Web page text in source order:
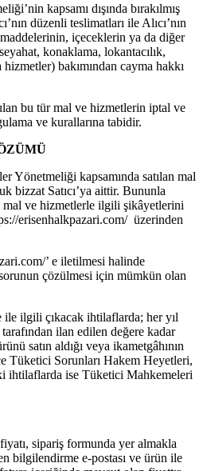
kapsamı dışında bırakılmış
düzenli teslimatları ile Alıcı’nın
içeceklerin ya da diğer
konaklama, lokantacılık,
bakımından cayma hakkı
bu tür mal ve hizmetlerin iptal ve
ve kurallarına tabidir.
Yönetmeliği kapsamında satılan mal
bizzat Satıcı’ya aittir. Bununla
mal ve hizmetlerle ilgili şikâyetlerini
erisenhalkpazari.com/ üzerinden
’ e iletilmesi halinde
çözülmesi için mümkün olan
ile ilgili çıkacak ihtilaflarda; her yıl
ilan edilen değere kadar
satın aldığı veya ikametgâhının
Tüketici Sorunları Hakem Heyetleri,
ihtilaflarda ise Tüketici Mahkemeleri
sipariş formunda yer almakla
bilgilendirme e-postası ve ürün ile